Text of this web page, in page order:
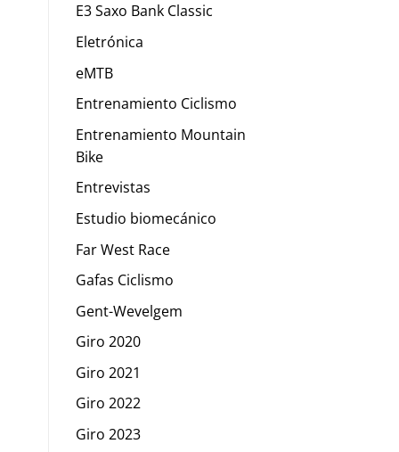
E3 Saxo Bank Classic
Eletrónica
eMTB
Entrenamiento Ciclismo
Entrenamiento Mountain
Bike
Entrevistas
Estudio biomecánico
Far West Race
Gafas Ciclismo
Gent-Wevelgem
Giro 2020
Giro 2021
Giro 2022
Giro 2023